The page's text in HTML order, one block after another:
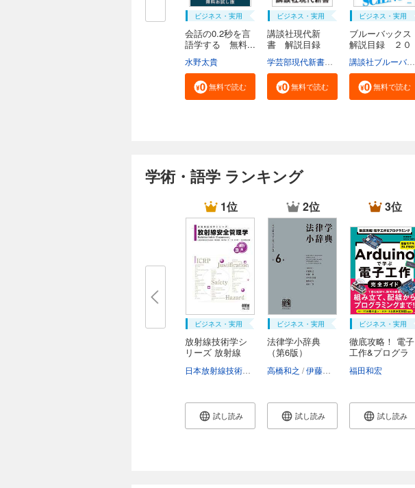
ビジネス・実用
会話の0.2秒を言
語学する 無料...
水野太貴
無料で読む
ビジネス・実用
講談社現代新
書 解説目録
無料で読む
ビジネス・実用
ブルーバックス
解説目録 ２０
講談社ブルーバックス
無料で読む
学術・語学 ランキング
1位
ビジネス・実用
放射線技術学シ
リーズ 放射線
磯辺智範 清水秀雄 南一幸 鈴木昇一
試し読み
2位
ビジネス・実用
法律学小辞典
（第6版）
高橋和之 伊藤眞 小早川光郎
試し読み
3位
ビジネス・実用
徹底攻略！ 電子
工作&プログラ
福田和宏
試し読み